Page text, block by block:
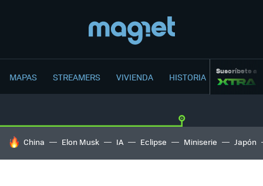
MAPAS STREAMERS VIVIENDA HISTORIA Suscríbete a
HOY SE HABLA DE
China Elon Musk IA Eclipse Miniserie Japón